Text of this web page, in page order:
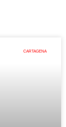
CARTAGENA